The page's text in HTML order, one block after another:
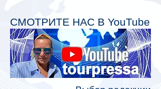
планируется начать в 2027 году.
Одним из главных нововведений
станут индивидуальные шторки у
каждого спального места. Они
позволят пассажирам закрыть свою
полку во время сна или отдыха,
СМОТРИТЕ НАС В YouTube